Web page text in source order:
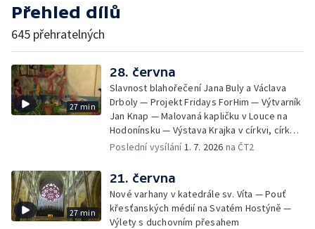
Přehled dílů
645 přehratelných
27 min
28. června
Slavnost blahořečení Jana Buly a Václava
Drboly — Projekt Fridays ForHim — Výtvarník
Jan Knap — Malovaná kapličku v Louce na
Hodonínsku — Výstava Krajka v církvi, církev
v krajce, krajka v liturgickém umění —
Poslední vysílání1. 7. 2026 na ČT2
27 min
21. června
Nové varhany v katedrále sv. Víta — Pouť
křesťanských médií na Svatém Hostýně —
Výlety s duchovním přesahem